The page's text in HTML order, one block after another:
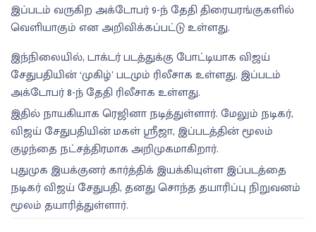
இப்படம் வருகிற அக்டோபர் 9-ந் தேதி திரையரங்குகளில்
வெளியாகும் என அறிவிக்கப்பட்டு உள்ளது.
இந்நிலையில், டாக்டர் படத்துக்கு போட்டியாக விஜய்
சேதுபதியின் ‘முகிழ்’ படமும் ரிலீசாக உள்ளது. இப்படம்
அக்டோபர் 8-ந் தேதி ரிலீசாக உள்ளது.
இதில் நாயகியாக ரெஜினா நடித்துள்ளார். மேலும் நடிகர்,
விஜய் சேதுபதியின் மகள் ஸ்ரீஜா, இப்படத்தின் மூலம்
குழந்தை நட்சத்திரமாக அறிமுகமாகிறார்.
புதுமுக இயக்குனர் கார்த்திக் இயக்கியுள்ள இப்படத்தை
நடிகர் விஜய் சேதுபதி, தனது சொந்த தயாரிப்பு நிறுவனம்
மூலம் தயாரித்துள்ளார்.